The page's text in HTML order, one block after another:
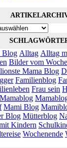
Blog Alltag Alltag
Bilder vom
Mama Blog
Familienblog
Frau sein
Mamablog
Mami Blog
Blog Mütterblog
Kindern
Wochenende